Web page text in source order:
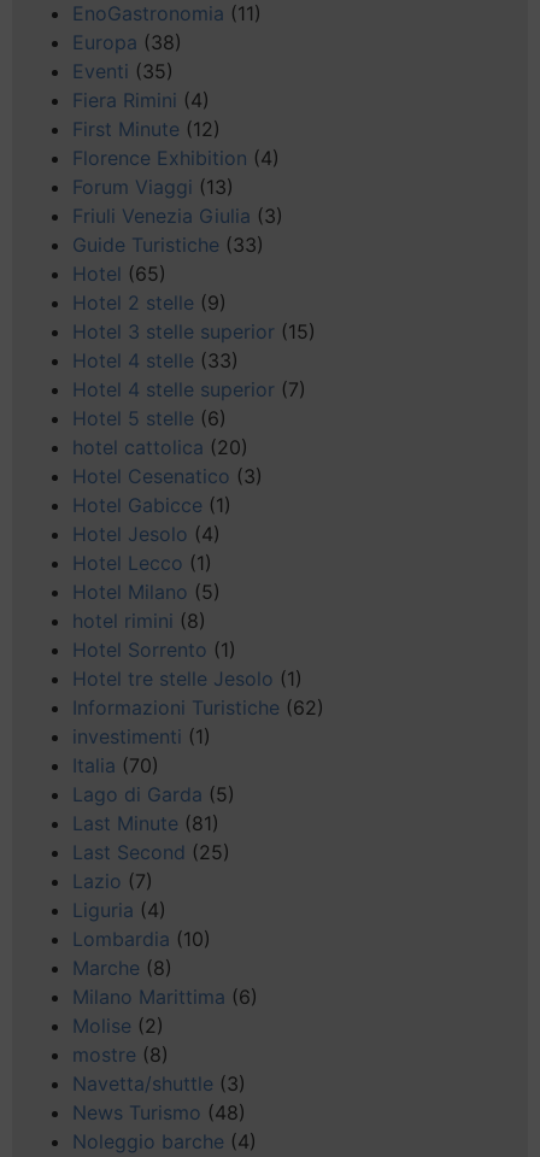
EnoGastronomia (11)
Europa (38)
Eventi (35)
Fiera Rimini (4)
First Minute (12)
Florence Exhibition (4)
Forum Viaggi (13)
Friuli Venezia Giulia (3)
Guide Turistiche (33)
Hotel (65)
Hotel 2 stelle (9)
Hotel 3 stelle superior (15)
Hotel 4 stelle (33)
Hotel 4 stelle superior (7)
Hotel 5 stelle (6)
hotel cattolica (20)
Hotel Cesenatico (3)
Hotel Gabicce (1)
Hotel Jesolo (4)
Hotel Lecco (1)
Hotel Milano (5)
hotel rimini (8)
Hotel Sorrento (1)
Hotel tre stelle Jesolo (1)
Informazioni Turistiche (62)
investimenti (1)
Italia (70)
Lago di Garda (5)
Last Minute (81)
Last Second (25)
Lazio (7)
Liguria (4)
Lombardia (10)
Marche (8)
Milano Marittima (6)
Molise (2)
mostre (8)
Navetta/shuttle (3)
News Turismo (48)
Noleggio barche (4)